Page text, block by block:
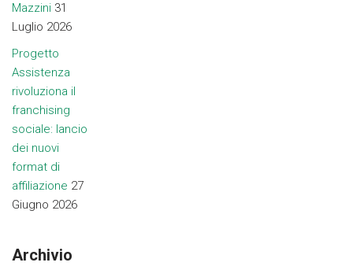
Mazzini 31
Luglio 2026
Progetto
Assistenza
rivoluziona il
franchising
sociale: lancio
dei nuovi
format di
affiliazione 27
Giugno 2026
Archivio